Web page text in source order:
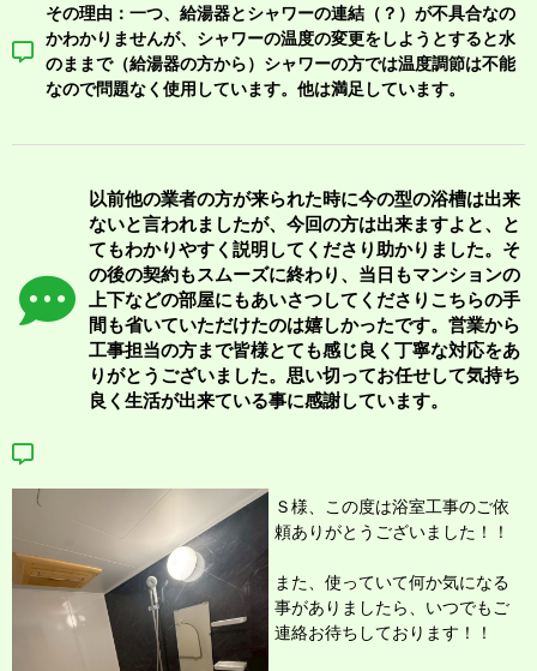
その理由：一つ、給湯器とシャワーの連結（？）が不具合なの
かわかりませんが、シャワーの温度の変更をしようとすると水
のままで（給湯器の方から）シャワーの方では温度調節は不能
なので問題なく使用しています。他は満足しています。
以前他の業者の方が来られた時に今の型の浴槽は出来
ないと言われましたが、今回の方は出来ますよと、と
てもわかりやすく説明してくださり助かりました。そ
の後の契約もスムーズに終わり、当日もマンションの
上下などの部屋にもあいさつしてくださりこちらの手
間も省いていただけたのは嬉しかったです。営業から
工事担当の方まで皆様とても感じ良く丁寧な対応をあ
りがとうございました。思い切ってお任せして気持ち
良く生活が出来ている事に感謝しています。
Ｓ様、この度は浴室工事のご依
頼ありがとうございました！！
また、使っていて何か気になる
事がありましたら、いつでもご
連絡お待ちしております！！